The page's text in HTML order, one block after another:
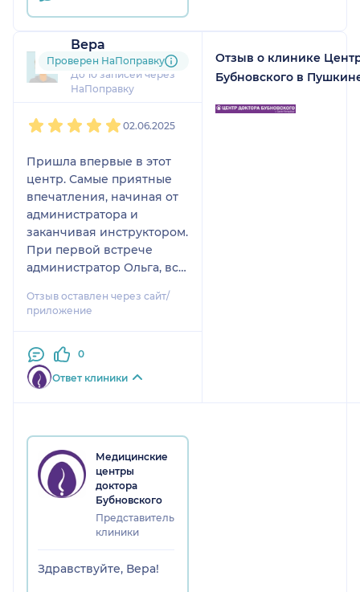
Вера
9 отзывови1 оценка
До 10 записей через
НаПоправку
Проверен НаПоправку
02.06.2025
Пришла впервые в этот
центр. Самые приятные
впечатления, начиная от
администратора и
заканчивая инструктором.
При первой встрече
администратор Ольга, все
Расположил к себе весь
персонал, настолько
честно и забыли, что есть
такое внимание даже и за
деньги. С большим
переболела во время
курса, но я ничего не
потеряла, мне продлили
курс и ещё даже в
подарок 2 занятия дали.
Очень приятно. А
буквально с первых
Отзыв оставлен через сайт/
приложение
0
Ответ клиники
Отзыв о клинике
Бубновского в
Медицинские
центры
доктора
Бубновского
Представитель
клиники
Здравствуйте, Вера!